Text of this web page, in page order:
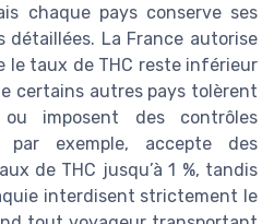
chaque pays conserve ses
détaillées. La France autorise
le taux de THC reste inférieur
certains autres pays tolèrent
imposent des contrôles
par exemple, accepte des
de THC jusqu’à 1 %, tandis
interdisent strictement le